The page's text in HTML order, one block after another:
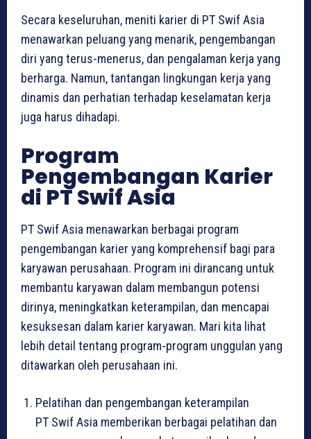
Secara keseluruhan, meniti karier di PT Swif Asia
menawarkan peluang yang menarik, pengembangan
diri yang terus-menerus, dan pengalaman kerja yang
berharga. Namun, tantangan lingkungan kerja yang
dinamis dan perhatian terhadap keselamatan kerja
juga harus dihadapi.
Program
Pengembangan Karier
di PT Swif Asia
PT Swif Asia menawarkan berbagai program
pengembangan karier yang komprehensif bagi para
karyawan perusahaan. Program ini dirancang untuk
membantu karyawan dalam membangun potensi
dirinya, meningkatkan keterampilan, dan mencapai
kesuksesan dalam karier karyawan. Mari kita lihat
lebih detail tentang program-program unggulan yang
ditawarkan oleh perusahaan ini.
Pelatihan dan pengembangan keterampilan
PT Swif Asia memberikan berbagai pelatihan dan